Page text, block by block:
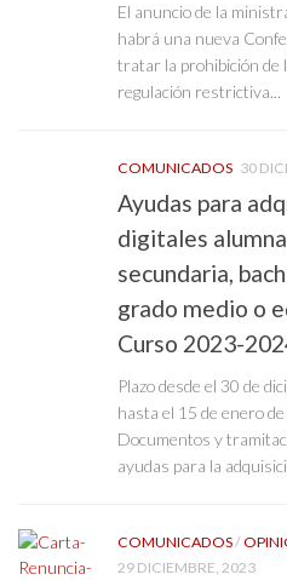
El anuncio de la
habrá una nueva
tratar la prohibición de
regulación restrictiva...
COMUNICADOS 30
Ayudas para
digitales
secundaria,
grado medio o
Curso 2023-
Plazo desde el 30 de
hasta el 15 de enero
Documentos y
ayudas para la
COMUNICADOS/
29 DICIEMBRE, 2023